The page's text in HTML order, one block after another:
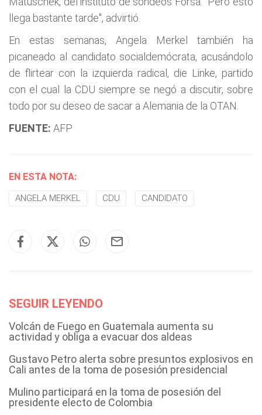
llega bastante tarde", advirtió.
En estas semanas, Angela Merkel también ha
picaneado al candidato socialdemócrata, acusándolo
de flirtear con la izquierda radical, die Linke, partido
con el cual la CDU siempre se negó a discutir, sobre
todo por su deseo de sacar a Alemania de la OTAN.
FUENTE: AFP
EN ESTA NOTA:
ANGELA MERKEL CDU CANDIDATO
SEGUIR LEYENDO
Volcán de Fuego en Guatemala aumenta su
actividad y obliga a evacuar dos aldeas
Gustavo Petro alerta sobre presuntos explosivos en
Cali antes de la toma de posesión presidencial
Mulino participará en la toma de posesión del
presidente electo de Colombia